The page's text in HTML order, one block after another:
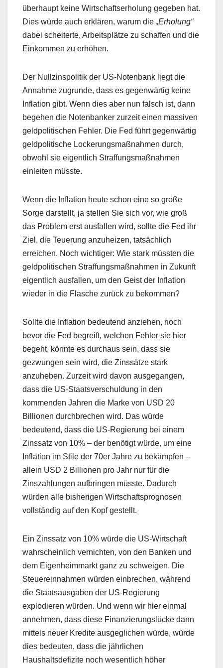
überhaupt keine Wirtschaftserholung gegeben hat.
Dies würde auch erklären, warum die „Erholung“
dabei scheiterte, Arbeitsplätze zu schaffen und die
Einkommen zu erhöhen.
Der Nullzinspolitik der US-Notenbank liegt die
Annahme zugrunde, dass es gegenwärtig keine
Inflation gibt. Wenn dies aber nun falsch ist, dann
begehen die Notenbanker zurzeit einen massiven
geldpolitischen Fehler. Die Fed führt gegenwärtig
geldpolitische Lockerungsmaßnahmen durch,
obwohl sie eigentlich Straffungsmaßnahmen
einleiten müsste.
Wenn die Inflation heute schon eine so große
Sorge darstellt, ja stellen Sie sich vor, wie groß
das Problem erst ausfallen wird, sollte die Fed ihr
Ziel, die Teuerung anzuheizen, tatsächlich
erreichen. Noch wichtiger: Wie stark müssten die
geldpolitischen Straffungsmaßnahmen in Zukunft
eigentlich ausfallen, um den Geist der Inflation
wieder in die Flasche zurück zu bekommen?
Sollte die Inflation bedeutend anziehen, noch
bevor die Fed begreift, welchen Fehler sie hier
begeht, könnte es durchaus sein, dass sie
gezwungen sein wird, die Zinssätze stark
anzuheben. Zurzeit wird davon ausgegangen,
dass die US-Staatsverschuldung in den
kommenden Jahren die Marke von USD 20
Billionen durchbrechen wird. Das würde
bedeutend, dass die US-Regierung bei einem
Zinssatz von 10% – der benötigt würde, um eine
Inflation im Stile der 70er Jahre zu bekämpfen –
allein USD 2 Billionen pro Jahr nur für die
Zinszahlungen aufbringen müsste. Dadurch
würden alle bisherigen Wirtschaftsprognosen
vollständig auf den Kopf gestellt.
Ein Zinssatz von 10% würde die US-Wirtschaft
wahrscheinlich vernichten, von den Banken und
dem Eigenheimmarkt ganz zu schweigen. Die
Steuereinnahmen würden einbrechen, während
die Staatsausgaben der US-Regierung
explodieren würden. Und wenn wir hier einmal
annehmen, dass diese Finanzierungslücke dann
mittels neuer Kredite ausgeglichen würde, würde
dies bedeuten, dass die jährlichen
Haushaltsdefizite noch wesentlich höher